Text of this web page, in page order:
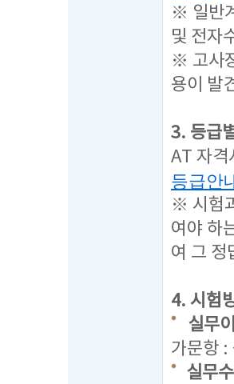
※ 일반
및 전자
※ 고사
용이 발
3. 등급
AT 자격
등급안
※ 시험
여야 하
여 그 정
4. 시험
실무
가문항 :
실무